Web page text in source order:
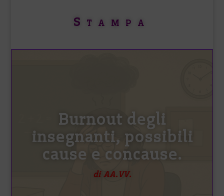
Stampa
Burnout degli
insegnanti, possibili
cause e concause.
di AA.VV.